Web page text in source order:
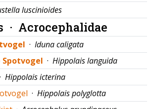
luscinioides
· Acrocephalidae
· Iduna caligata
Spotvogel · Hippolais languida
· Hippolais icterina
· Hippolais polyglotta